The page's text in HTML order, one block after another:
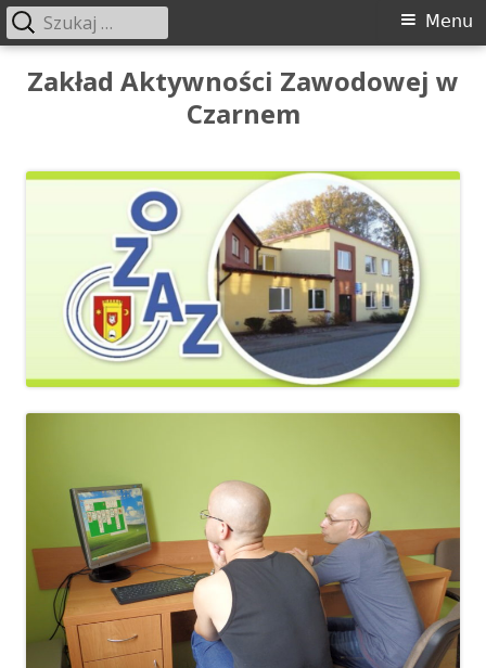
Przeskocz
Zakład Aktywności Zawodowej w
Czarnem
Menu
główne
Menu
Szukaj: